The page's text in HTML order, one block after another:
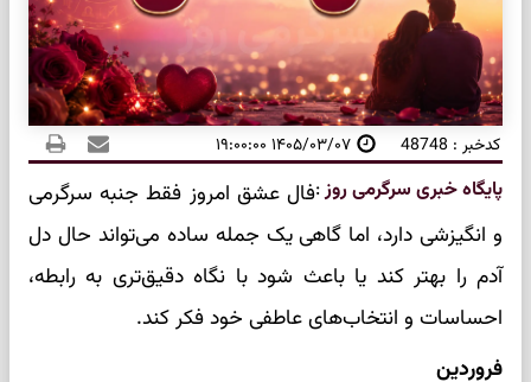
کدخبر : 48748 ۱۴۰۵/۰۳/۰۷ ۱۹:۰۰:۰۰
پایگاه خبری سرگرمی روز:فال عشق امروز فقط جنبه سرگرمی
و انگیزشی دارد، اما گاهی یک جمله ساده می‌تواند حال دل
آدم را بهتر کند یا باعث شود با نگاه دقیق‌تری به رابطه،
احساسات و انتخاب‌های عاطفی خود فکر کند.
فروردین